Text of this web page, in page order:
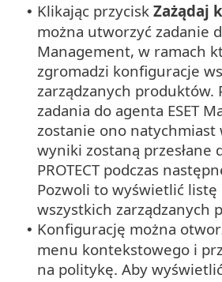
• Klikając przycisk Zażądaj
można utworzyć zadanie
Management, w ramach
zgromadzi konfiguracje
zarządzanych produktów.
zadania do agenta ESET
zostanie ono natychmiast
wyniki zostaną przesłane
PROTECT podczas
Pozwoli to wyświetlić
wszystkich zarządzanych
• Konfigurację można
menu kontekstowego i
na politykę. Aby